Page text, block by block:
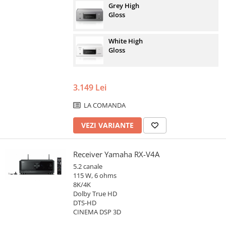
Grey High
Gloss
White High
Gloss
3.149 Lei
LA COMANDA
VEZI VARIANTE
Receiver Yamaha RX-V4A
5.2 canale
115 W, 6 ohms
8K/4K
Dolby True HD
DTS-HD
CINEMA DSP 3D